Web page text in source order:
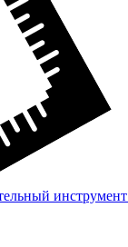
инструмент